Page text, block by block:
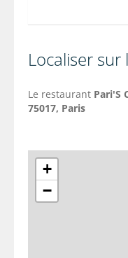
Localiser sur
Le restaurant Pari'S
75017, Paris
+
−